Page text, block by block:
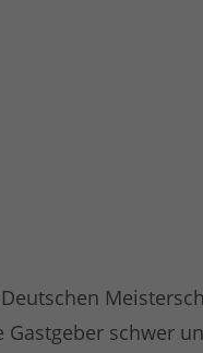
schwer